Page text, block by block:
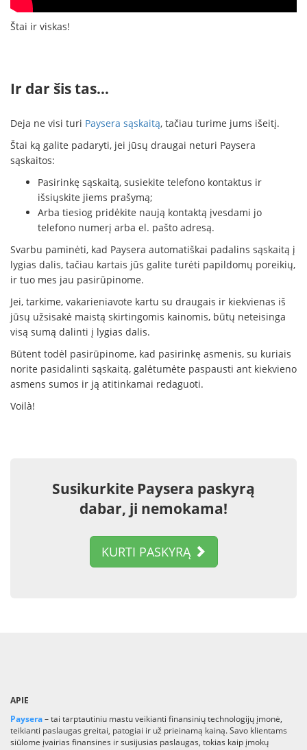
Štai ir viskas!
Ir dar šis tas…
Deja ne visi turi Paysera sąskaitą, tačiau turime jums išeitį.
Štai ką galite padaryti, jei jūsų draugai neturi Paysera
sąskaitos:
Pasirinkę sąskaitą, susiekite telefono kontaktus ir
išsiųskite jiems prašymą;
Arba tiesiog pridėkite naują kontaktą įvesdami jo
telefono numerį arba el. pašto adresą.
Svarbu paminėti, kad Paysera automatiškai padalins sąskaitą į
lygias dalis, tačiau kartais jūs galite turėti papildomų poreikių,
ir tuo mes jau pasirūpinome.
Jei, tarkime, vakarieniavote kartu su draugais ir kiekvienas iš
jūsų užsisakė maistą skirtingomis kainomis, būtų neteisinga
visą sumą dalinti į lygias dalis.
Būtent todėl pasirūpinome, kad pasirinkę asmenis, su kuriais
norite pasidalinti sąskaitą, galėtumėte paspausti ant kiekvieno
asmens sumos ir ją atitinkamai redaguoti.
Voilà!
Susikurkite Paysera paskyrą
dabar, ji nemokama!
KURTI PASKYRĄ
APIE
Paysera– tai tarptautiniu mastu veikianti finansinių technologijų įmonė,
teikianti paslaugas greitai, patogiai ir už prieinamą kainą. Savo klientams
siūlome įvairias finansines ir susijusias paslaugas, tokias kaip įmokų